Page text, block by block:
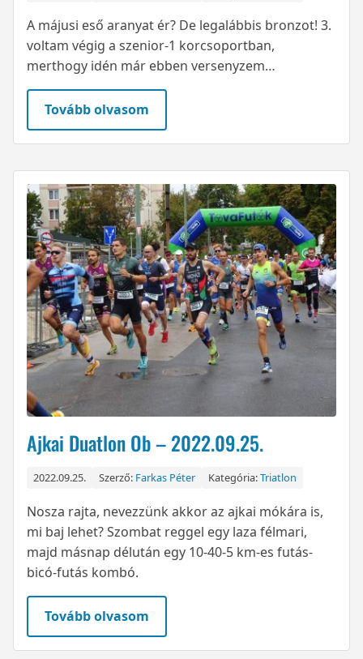
A májusi eső aranyat ér? De legalábbis bronzot! 3.
voltam végig a szenior-1 korcsoportban,
merthogy idén már ebben versenyzem…
Tovább olvasom
Ajkai Duatlon Ob – 2022.09.25.
2022.09.25. Szerző: Farkas Péter Kategória:Triatlon
Nosza rajta, nevezzünk akkor az ajkai mókára is,
mi baj lehet? Szombat reggel egy laza félmari,
majd másnap délután egy 10-40-5 km-es futás-
bicó-futás kombó.
Tovább olvasom